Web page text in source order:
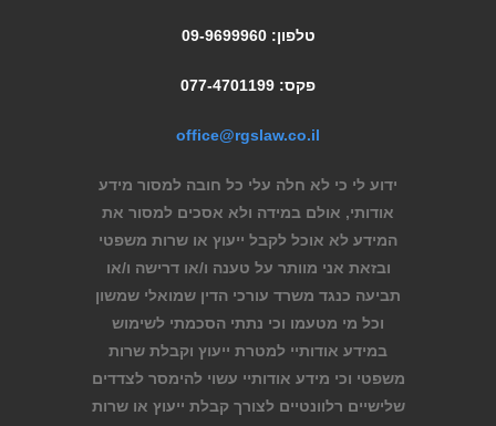
טלפון: 09-9699960
פקס: 077-4701199
office@rgslaw.co.il
ידוע לי כי לא חלה עלי כל חובה למסור מידע
אודותי, אולם במידה ולא אסכים למסור את
המידע לא אוכל לקבל ייעוץ או שרות משפטי
ובזאת אני מוותר על טענה ו/או דרישה ו/או
תביעה כנגד משרד עורכי הדין שמואלי שמשון
וכל מי מטעמו וכי נתתי הסכמתי לשימוש
במידע אודותיי למטרת ייעוץ וקבלת שרות
משפטי וכי מידע אודותיי עשוי להימסר לצדדים
שלישיים רלוונטיים לצורך קבלת ייעוץ או שרות